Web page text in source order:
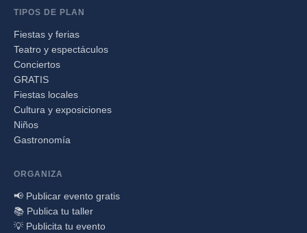
TIPOS DE PLAN
Fiestas y ferias
Teatro y espectáculos
Conciertos
GRATIS
Fiestas locales
Cultura y exposiciones
Niños
Gastronomía
ORGANIZA
📢 Publicar evento gratis
📚 Publica tu taller
💡 Publicita tu evento